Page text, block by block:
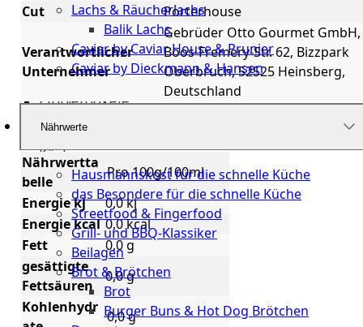
Lachs & Räucherlachs
Balik Lachs
Caviar by Caviar House & Prunier
Caviar by Dieckmann & Hansen
Probierpakete
Schnelle
Küche
Hausmannskost für die schnelle Küche
das Besondere für die schnelle Küche
Streetfood & Fingerfood
Grill- und BBQ-Klassiker
Beilagen
Brot & Brötchen
Brot
Burger Buns & Hot Dog Brötchen
Cut
Porterhouse
Verantwortlicher
Unternehmer
Gebrüder Otto Gourmet GmbH,
Boos-Fremery-Str. 62, Bizzpark
Oberbruch, 52525 Heinsberg,
Deutschland
Nährwerte
Nährwertta
belle
Pro 100g/100ml
Energie kj
0,0 kj
Energie kcal 0,0 kcal
Fett
0,0 g
gesättigte
Fettsäuren
0,0 g
Kohlenhydr
0,0 g